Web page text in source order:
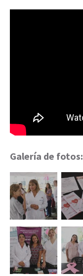
Galería de fotos: